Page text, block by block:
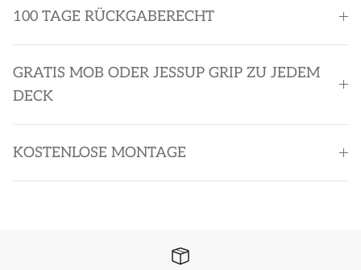
100 TAGE RÜCKGABERECHT
GRATIS MOB ODER JESSUP GRIP ZU JEDEM
DECK
KOSTENLOSE MONTAGE